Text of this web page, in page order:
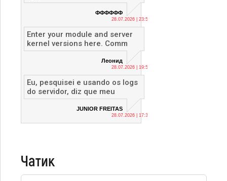
ФФФФФФ
28.07.2026 | 23:56
Enter your module and server
kernel versions here. Comm
Леонид
28.07.2026 | 19:53
Eu, pesquisei e usando os logs
do servidor, diz que meu
JUNIOR FREITAS
28.07.2026 | 17:36
Чатик